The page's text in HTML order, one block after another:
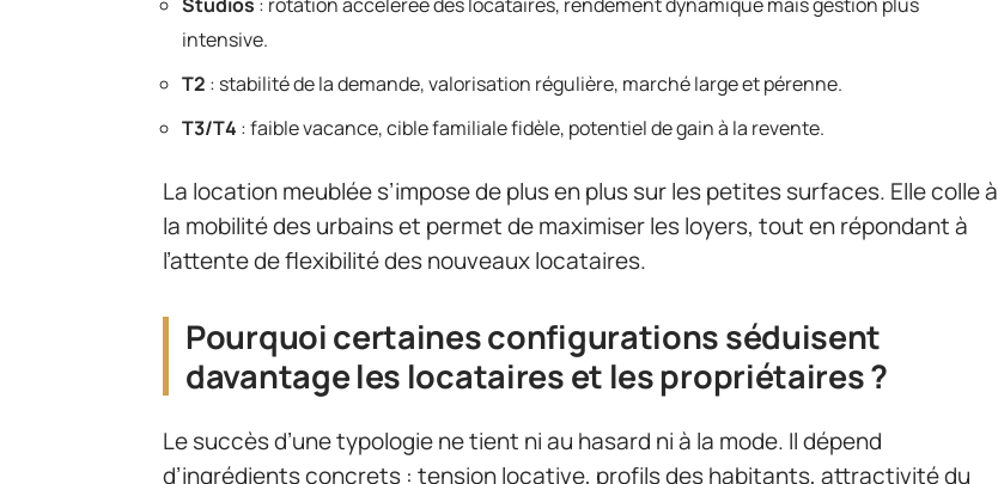
intensive.
T2 : stabilité de la demande, valorisation régulière, marché large et pérenne.
T3/T4 : faible vacance, cible familiale fidèle, potentiel de gain à la revente.
La location meublée s’impose de plus en plus sur les petites surfaces. Elle colle à
la mobilité des urbains et permet de maximiser les loyers, tout en répondant à
l’attente de flexibilité des nouveaux locataires.
Pourquoi certaines configurations séduisent
davantage les locataires et les propriétaires ?
Le succès d’une typologie ne tient ni au hasard ni à la mode. Il dépend
d’ingrédients concrets : tension locative, profils des habitants, attractivité du